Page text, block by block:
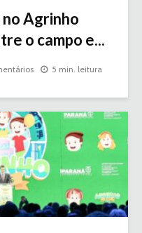
Agrinho
o campo e...
5 min. leitura